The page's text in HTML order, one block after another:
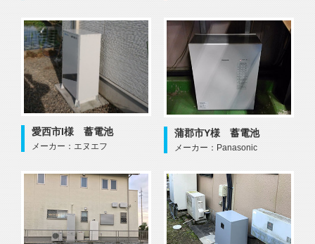
愛西市I様 蓄電池
メーカー：エヌエフ
蒲郡市Y様 蓄電池
メーカー：Panasonic